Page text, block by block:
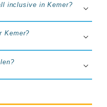
inclusive in Kemer?
Kemer?